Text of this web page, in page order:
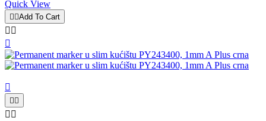
Quick View
 Add To Cart
 


 
 